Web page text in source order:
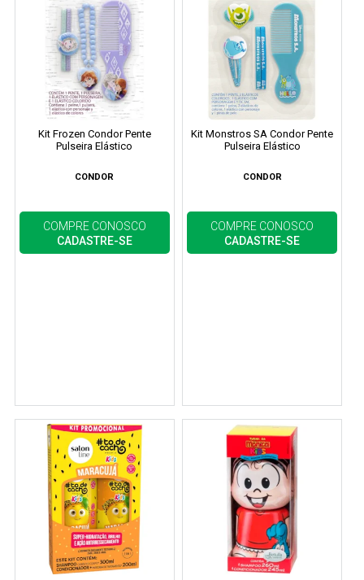
Kit Frozen Condor Pente
Pulseira Elástico
CONDOR
COMPRE CONOSCO
CADASTRE-SE
Kit Monstros SA Condor Pente
Pulseira Elástico
CONDOR
COMPRE CONOSCO
CADASTRE-SE